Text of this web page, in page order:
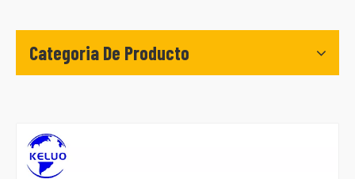
Categoria De Producto